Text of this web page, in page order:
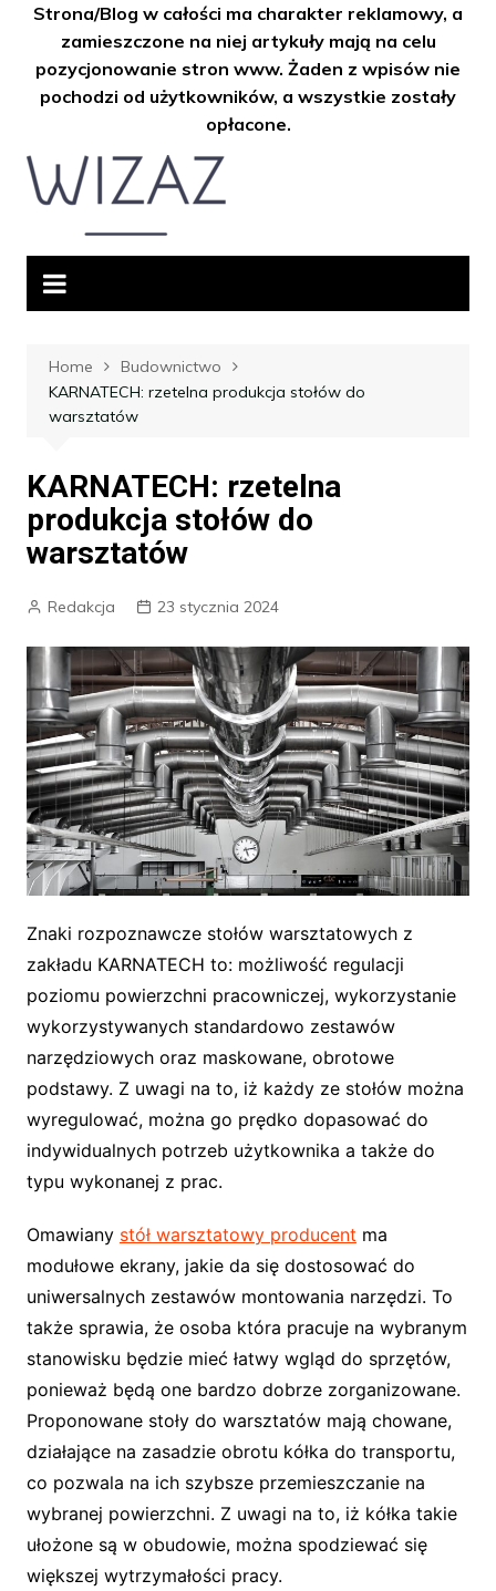
Strona/Blog w całości ma charakter reklamowy, a
zamieszczone na niej artykuły mają na celu
pozycjonowanie stron www. Żaden z wpisów nie
pochodzi od użytkowników, a wszystkie zostały
opłacone.
Skip
content
Home
Budownictwo
KARNATECH: rzetelna produkcja stołów do
warsztatów
KARNATECH: rzetelna
produkcja stołów do
warsztatów
Redakcja 23 stycznia 2024
Znaki rozpoznawcze stołów warsztatowych z
zakładu KARNATECH to: możliwość regulacji
poziomu powierzchni pracowniczej, wykorzystanie
wykorzystywanych standardowo zestawów
narzędziowych oraz maskowane, obrotowe
podstawy. Z uwagi na to, iż każdy ze stołów można
wyregulować, można go prędko dopasować do
indywidualnych potrzeb użytkownika a także do
typu wykonanej z prac.
Omawiany stół warsztatowy producent ma
modułowe ekrany, jakie da się dostosować do
uniwersalnych zestawów montowania narzędzi. To
także sprawia, że osoba która pracuje na wybranym
stanowisku będzie mieć łatwy wgląd do sprzętów,
ponieważ będą one bardzo dobrze zorganizowane.
Proponowane stoły do warsztatów mają chowane,
działające na zasadzie obrotu kółka do transportu,
co pozwala na ich szybsze przemieszczanie na
wybranej powierzchni. Z uwagi na to, iż kółka takie
ułożone są w obudowie, można spodziewać się
większej wytrzymałości pracy.